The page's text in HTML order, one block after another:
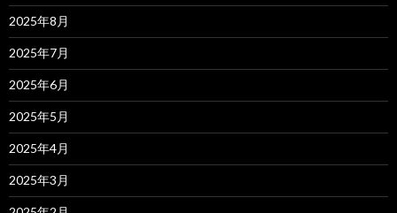
2025年8月
2025年7月
2025年6月
2025年5月
2025年4月
2025年3月